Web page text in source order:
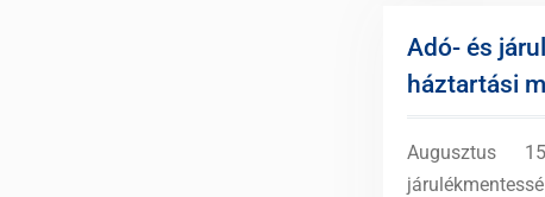
Adó- és
háztartási
Augusztus